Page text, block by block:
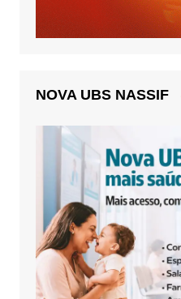
NOVA UBS NASSIF